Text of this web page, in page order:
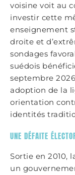
voisine voit au
investir cette
enseignement
droite et
sondages
suédois
septembre
adoption de la
orientation
identités
UNE DÉFAITE
Sortie en 2010,
un